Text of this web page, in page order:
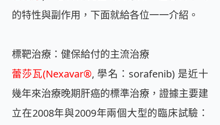
的特性與副作用，下面就給各位一一介紹。
標靶治療：健保給付的主流治療
蕾莎瓦(Nexavar®, 學名：sorafenib) 是近十
幾年來治療晚期肝癌的標準治療，證據主要建
立在2008年與2009年兩個大型的臨床試驗：